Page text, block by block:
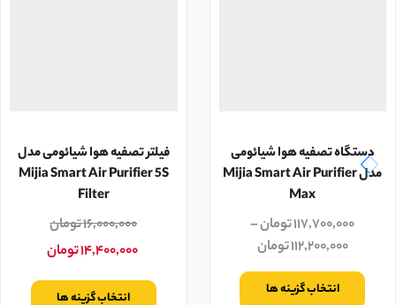
دستگاه تصفیه هوا شیائومی
مدل Mijia Smart Air Purifier
Max
۱۱۷,۷۰۰,۰۰۰تومان–
۱۱۲,۲۰۰,۰۰۰تومان
انتخاب گزینه ها
فیلتر تصفیه هوا شیائومی مدل
Mijia Smart Air Purifier 5S
Filter
۱۶,۰۰۰,۰۰۰تومان
۱۴,۴۰۰,۰۰۰تومان
انتخاب گزینه ها